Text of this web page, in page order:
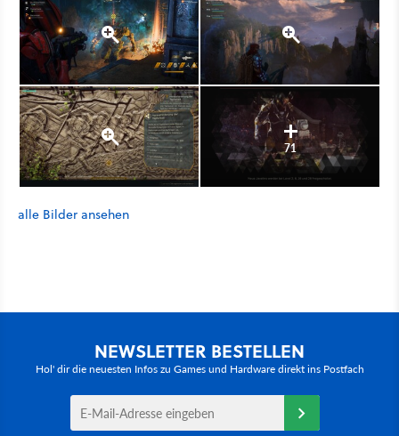
71
alle Bilder ansehen
NEWSLETTER BESTELLEN
Hol' dir die neuesten Infos zu Games und Hardware direkt ins Postfach